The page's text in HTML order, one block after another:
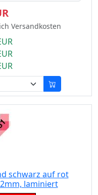
Versandkosten
schwarz auf rot
laminiert